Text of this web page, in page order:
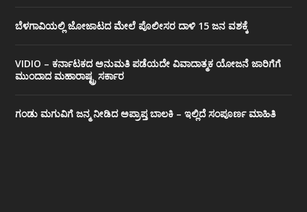
ಬೆಳಗಾವಿಯಲ್ಲಿ ಜೋಜಾಟದ ಮೇಲೆ ಪೊಲೀಸರ ದಾಳಿ 15 ಜನ ವಶಕ್ಕೆ
VIDIO – ಕರ್ನಾಟಕದ ಅನುಮತಿ ಪಡೆಯದೇ ವಿವಾದಾತ್ಮಕ ಯೋಜನೆ ಜಾರಿಗೆಗೆ
ಮುಂದಾದ ಮಹಾರಾಷ್ಟ್ರ ಸರ್ಕಾರ
ಗಂಡು ಮಗುವಿಗೆ ಜನ್ಮ ನೀಡಿದ ಅಪ್ರಾಪ್ತ ಬಾಲಕಿ – ಇಲ್ಲಿದೆ ಸಂಪೂರ್ಣ ಮಾಹಿತಿ